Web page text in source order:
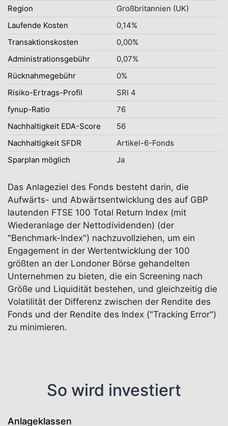
Region
Großbritannien (UK)
Laufende Kosten
0,14%
Transaktionskosten
0,00%
Administrationsgebühr
0,07%
Rücknahmegebühr
0%
Risiko-Ertrags-Profil
SRI 4
fynup-Ratio
76
Nachhaltigkeit EDA-Score
56
Nachhaltigkeit SFDR
Artikel-6-Fonds
Sparplan möglich
Ja
Das Anlageziel des Fonds besteht darin, die
Aufwärts- und Abwärtsentwicklung des auf GBP
lautenden FTSE 100 Total Return Index (mit
Wiederanlage der Nettodividenden) (der
"Benchmark-Index") nachzuvollziehen, um ein
Engagement in der Wertentwicklung der 100
größten an der Londoner Börse gehandelten
Unternehmen zu bieten, die ein Screening nach
Größe und Liquidität bestehen, und gleichzeitig die
Volatilität der Differenz zwischen der Rendite des
Fonds und der Rendite des Index ("Tracking Error")
zu minimieren.
So wird investiert
Anlageklassen